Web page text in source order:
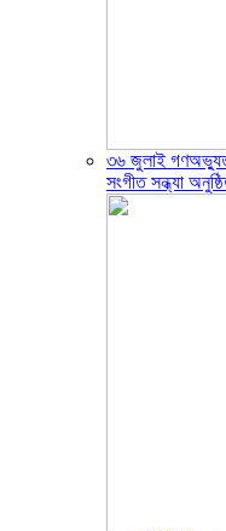
৩৬ জুলাই
সংগীত সন্ধ্যা